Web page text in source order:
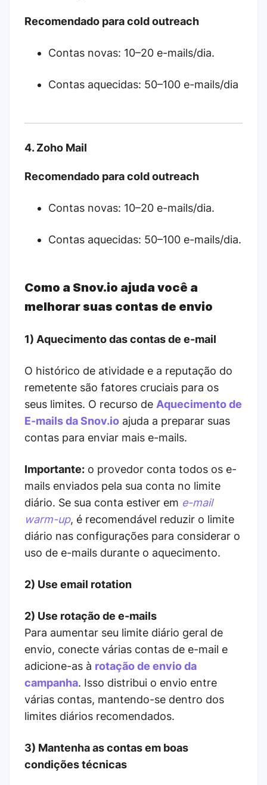
Recomendado para cold outreach
Contas novas: 10–20 e-mails/dia.
Contas aquecidas: 50–100 e-mails/dia
4. Zoho Mail
Recomendado para cold outreach
Contas novas: 10–20 e-mails/dia.
Contas aquecidas: 50–100 e-mails/dia.
Como a Snov.io ajuda você a
melhorar suas contas de envio
1) Aquecimento das contas de e-mail
O histórico de atividade e a reputação do
remetente são fatores cruciais para os
seus limites. O recurso de Aquecimento de
E-mails da Snov.io ajuda a preparar suas
contas para enviar mais e-mails.
Importante: o provedor conta todos os e-
mails enviados pela sua conta no limite
diário. Se sua conta estiver em e-mail
warm-up, é recomendável reduzir o limite
diário nas configurações para considerar o
uso de e-mails durante o aquecimento.
2) Use email rotation
2) Use rotação de e-mails
Para aumentar seu limite diário geral de
envio, conecte várias contas de e-mail e
adicione-as à rotação de envio da
campanha. Isso distribui o envio entre
várias contas, mantendo-se dentro dos
limites diários recomendados.
3) Mantenha as contas em boas
condições técnicas